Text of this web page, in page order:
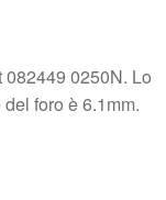
0250N. Lo
foro è 6.1mm.